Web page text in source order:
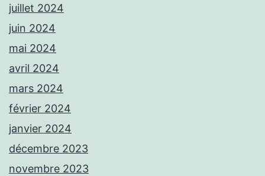
juillet 2024
juin 2024
mai 2024
avril 2024
mars 2024
février 2024
janvier 2024
décembre 2023
novembre 2023